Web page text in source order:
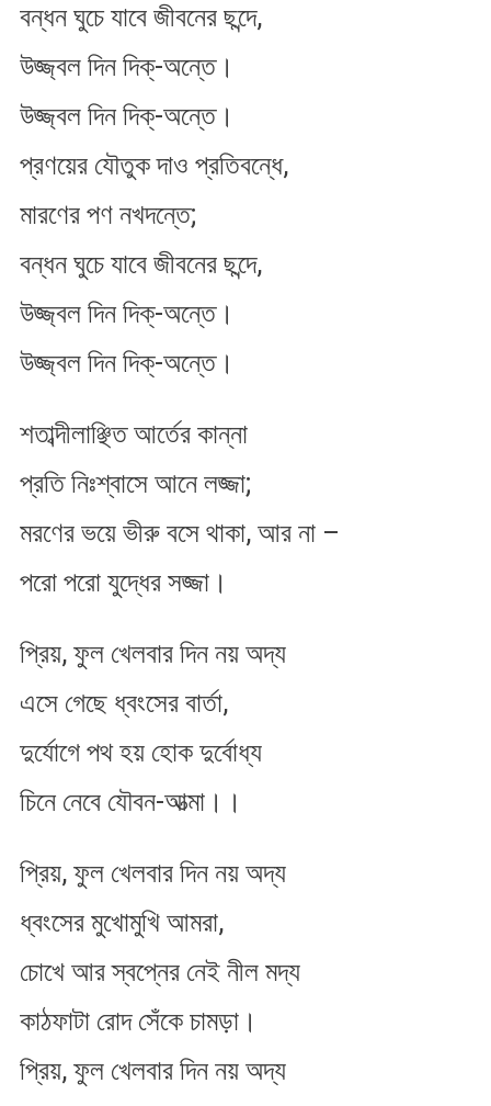
বন্ধন ঘুচে যাবে জীবনের ছন্দে,
উজ্জ্বল দিন দিক্‌-অন্তে।
উজ্জ্বল দিন দিক্‌-অন্তে।
প্রণয়ের যৌতুক দাও প্রতিবন্ধে,
মারণের পণ নখদন্তে;
বন্ধন ঘুচে যাবে জীবনের ছন্দে,
উজ্জ্বল দিন দিক্‌-অন্তে।
উজ্জ্বল দিন দিক্‌-অন্তে।
শতাব্দীলাঞ্ছিত আর্তের কান্না
প্রতি নিঃশ্বাসে আনে লজ্জা;
মরণের ভয়ে ভীরু বসে থাকা, আর না –
পরো পরো যুদ্ধের সজ্জা।
প্রিয়, ফুল খেলবার দিন নয় অদ্য
এসে গেছে ধ্বংসের বার্তা,
দুর্যোগে পথ হয় হোক দুর্বোধ্য
চিনে নেবে যৌবন-আত্মা।।
প্রিয়, ফুল খেলবার দিন নয় অদ্য
ধ্বংসের মুখোমুখি আমরা,
চোখে আর স্বপ্নের নেই নীল মদ্য
কাঠফাটা রোদ সেঁকে চামড়া।
প্রিয়, ফুল খেলবার দিন নয় অদ্য